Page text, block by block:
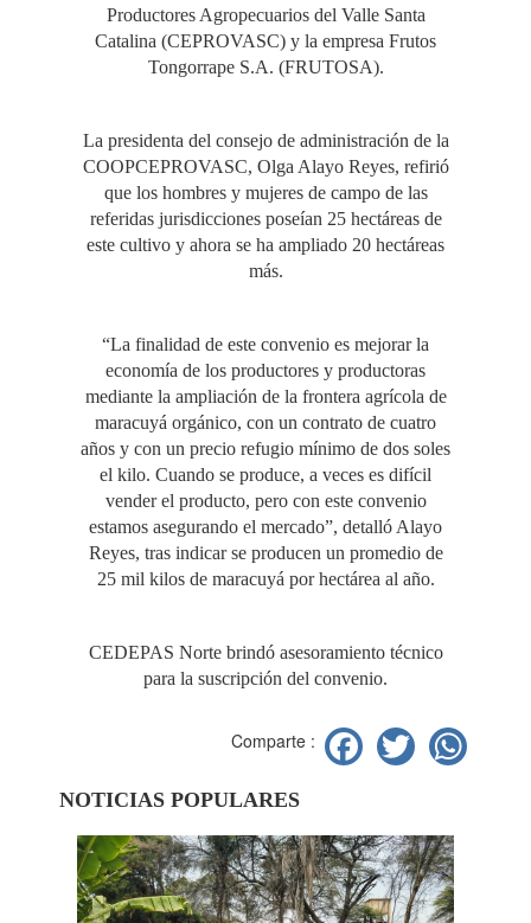
Productores Agropecuarios del Valle Santa
Catalina (CEPROVASC) y la empresa Frutos
Tongorrape S.A. (FRUTOSA).
La presidenta del consejo de administración de la
COOPCEPROVASC, Olga Alayo Reyes, refirió
que los hombres y mujeres de campo de las
referidas jurisdicciones poseían 25 hectáreas de
este cultivo y ahora se ha ampliado 20 hectáreas
más.
“La finalidad de este convenio es mejorar la
economía de los productores y productoras
mediante la ampliación de la frontera agrícola de
maracuyá orgánico, con un contrato de cuatro
años y con un precio refugio mínimo de dos soles
el kilo. Cuando se produce, a veces es difícil
vender el producto, pero con este convenio
estamos asegurando el mercado”, detalló Alayo
Reyes, tras indicar se producen un promedio de
25 mil kilos de maracuyá por hectárea al año.
CEDEPAS Norte brindó asesoramiento técnico
para la suscripción del convenio.
Comparte : Facebook
Twitter
NOTICIAS POPULARES